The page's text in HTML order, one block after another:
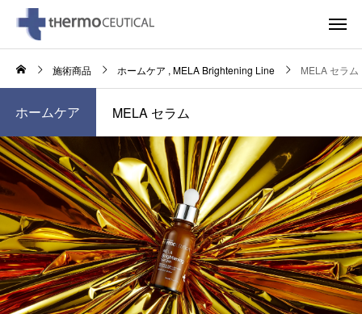
施術商品 ホームケア MELA Brightening Line MELA セラム
ホームケア MELA セラム